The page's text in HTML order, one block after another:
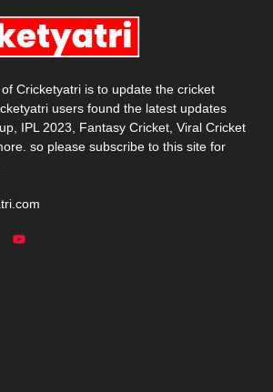
Cricketyatri is to update the cricket
users found the latest updates
IPL 2023, Fantasy Cricket, Viral Cricket
so please subscribe to this site for